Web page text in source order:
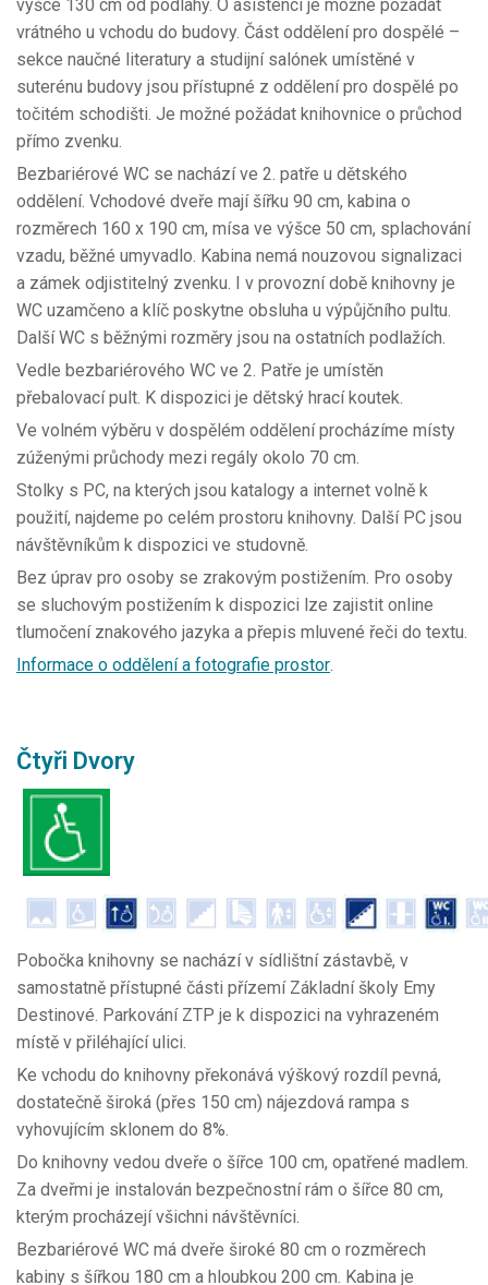
výšce 130 cm od podlahy. O asistenci je možné požádat
vrátného u vchodu do budovy. Část oddělení pro dospělé –
sekce naučné literatury a studijní salónek umístěné v
suterénu budovy jsou přístupné z oddělení pro dospělé po
točitém schodišti. Je možné požádat knihovnice o průchod
přímo zvenku.
Bezbariérové WC se nachází ve 2. patře u dětského
oddělení. Vchodové dveře mají šířku 90 cm, kabina o
rozměrech 160 x 190 cm, mísa ve výšce 50 cm, splachování
vzadu, běžné umyvadlo. Kabina nemá nouzovou signalizaci
a zámek odjistitelný zvenku. I v provozní době knihovny je
WC uzamčeno a klíč poskytne obsluha u výpůjčního pultu.
Další WC s běžnými rozměry jsou na ostatních podlažích.
Vedle bezbariérového WC ve 2. Patře je umístěn
přebalovací pult. K dispozici je dětský hrací koutek.
Ve volném výběru v dospělém oddělení procházíme místy
zúženými průchody mezi regály okolo 70 cm.
Stolky s PC, na kterých jsou katalogy a internet volně k
použití, najdeme po celém prostoru knihovny. Další PC jsou
návštěvníkům k dispozici ve studovně.
Bez úprav pro osoby se zrakovým postižením. Pro osoby
se sluchovým postižením k dispozici lze zajistit online
tlumočení znakového jazyka a přepis mluvené řeči do textu.
Informace o oddělení a fotografie prostor.
Čtyři Dvory
Pobočka knihovny se nachází v sídlištní zástavbě, v
samostatně přístupné části přízemí Základní školy Emy
Destinové. Parkování ZTP je k dispozici na vyhrazeném
místě v přiléhající ulici.
Ke vchodu do knihovny překonává výškový rozdíl pevná,
dostatečně široká (přes 150 cm) nájezdová rampa s
vyhovujícím sklonem do 8%.
Do knihovny vedou dveře o šířce 100 cm, opatřené madlem.
Za dveřmi je instalován bezpečnostní rám o šířce 80 cm,
kterým procházejí všichni návštěvníci.
Bezbariérové WC má dveře široké 80 cm o rozměrech
kabiny s šířkou 180 cm a hloubkou 200 cm. Kabina je